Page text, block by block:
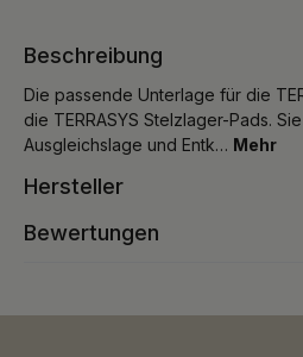
Beschreibung
Die passende Unterlage für die
die TERRASYS Stelzlager-Pads.
Ausgleichslage und Entk… Mehr
Hersteller
Bewertungen